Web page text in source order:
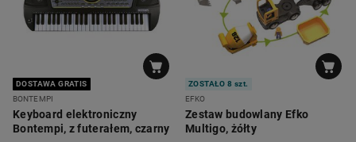
DOSTAWA GRATIS
BONTEMPI
Keyboard elektroniczny
Bontempi, z futerałem, czarny
ZOSTAŁO 8 szt.
EFKO
Zestaw budowlany Efko
Multigo, żółty